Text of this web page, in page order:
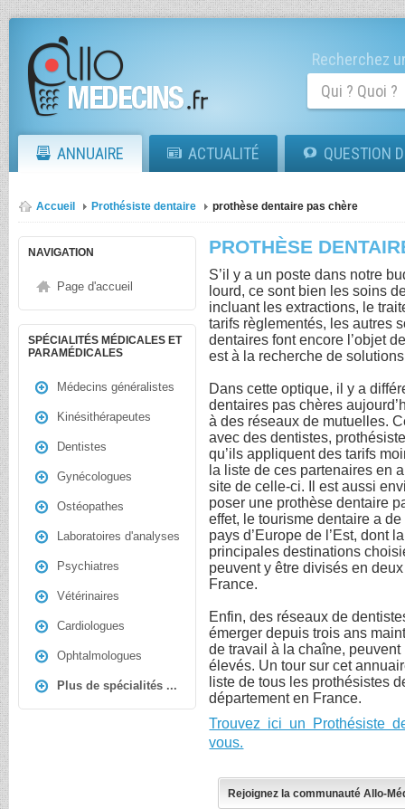
Recherchez
ANNUAIRE ACTUALITÉ QUESTION
Accueil Prothésiste dentaire prothèse dentaire pas chère
NAVIGATION
Page d'accueil
SPÉCIALITÉS MÉDICALES ET
PARAMÉDICALES
Médecins généralistes
Kinésithérapeutes
Dentistes
Gynécologues
Ostéopathes
Laboratoires d'analyses
Psychiatres
Vétérinaires
Cardiologues
Ophtalmologues
Plus de spécialités ...
PROTHÈSE
S’il y a un poste dans notre
lourd, ce sont bien les soins
incluant les extractions, le
tarifs règlementés, les autres
dentaires font encore l’objet
est à la recherche de
Dans cette optique, il y a
dentaires pas chères
à des réseaux de mutuelles.
avec des dentistes,
qu’ils appliquent des tarifs
la liste de ces partenaires en
site de celle-ci. Il est aussi
poser une prothèse dentaire
effet, le tourisme dentaire a
pays d’Europe de l’Est, dont
principales destinations
peuvent y être divisés en
France.
Enfin, des réseaux de
émerger depuis trois ans
de travail à la chaîne,
élevés. Un tour sur cet
liste de tous les prothésistes
département en France.
Trouvez ici un Prothésiste
vous.
Rejoignez la communauté Allo-